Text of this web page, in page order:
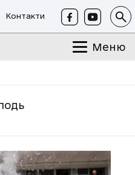
Контакти
Меню